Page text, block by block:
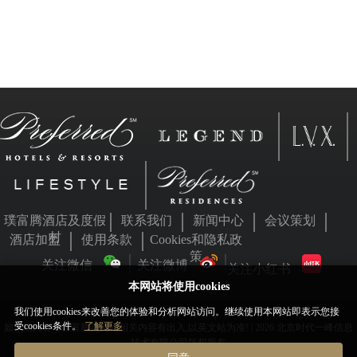
本网站将使用cookies
我们使用cookies来改善您的体验和分析网站访问。继续使用本网站即表示您接
受cookies条件。
了解更多
璞富腾酒店及度假
村
联系我们 新闻中心
会议策划
酒店加盟
使用条款
Cookies和隐私政
策
关注微信 关注微博 关注小红书
如本站内容与璞富腾英文站相关内容有出入,以英文站为准! | 2026 北京时代一峰信息
技术有限公司版权所有